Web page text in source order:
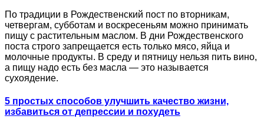
По традиции в Рождественский пост по вторникам,
четвергам, субботам и воскресеньям можно принимать
пищу с растительным маслом. В дни Рождественского
поста строго запрещается есть только мясо, яйца и
молочные продукты. В среду и пятницу нельзя пить вино,
а пищу надо есть без масла — это называется
сухоядение.
5 простых способов улучшить качество жизни,
избавиться от депрессии и похудеть